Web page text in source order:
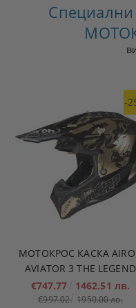
-
МОТОКРОС КАСКА
AVIATOR 3 THE LEGEND
€747.77
1462.51 лв.
€997.02 1950.00 лв.